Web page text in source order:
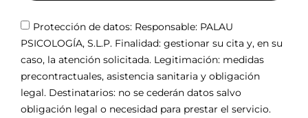
Protección de datos: Responsable: PALAU
PSICOLOGÍA, S.L.P. Finalidad: gestionar su cita y, en su
caso, la atención solicitada. Legitimación: medidas
precontractuales, asistencia sanitaria y obligación
legal. Destinatarios: no se cederán datos salvo
obligación legal o necesidad para prestar el servicio.